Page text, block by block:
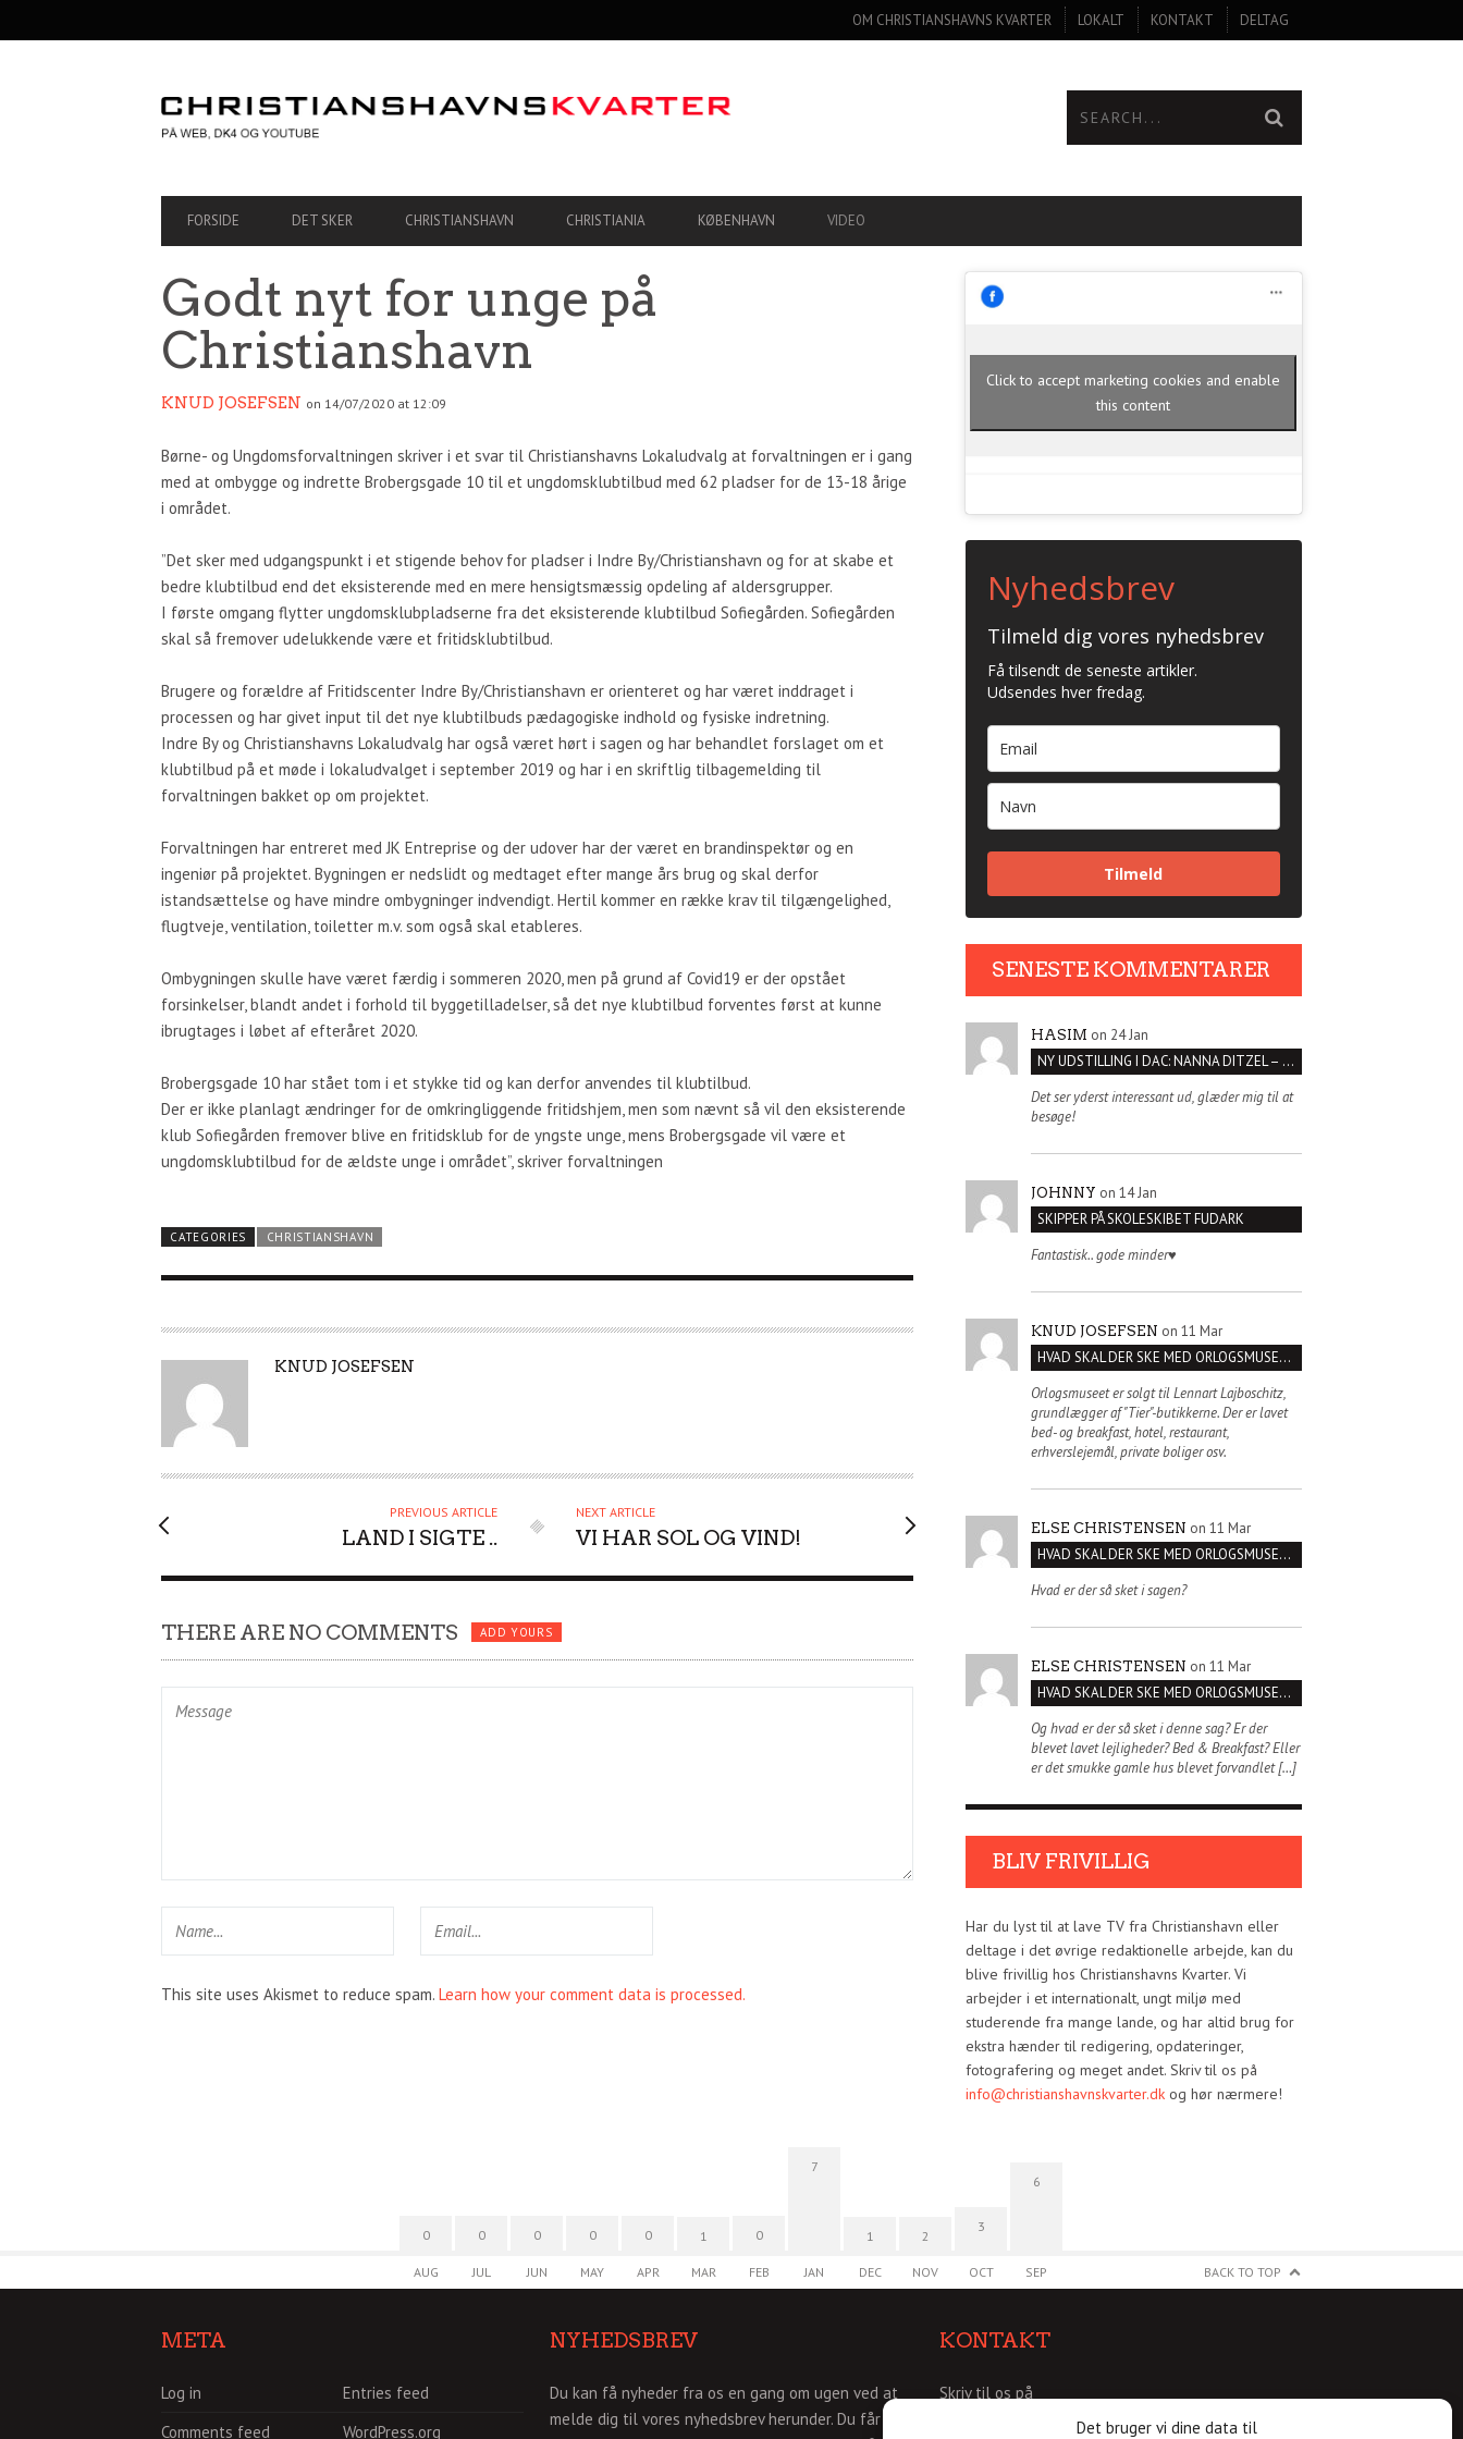
Det bruger vi dine data til
NAVIGATION
OM CHRISTIANSHAVNS KVARTER LOKALT KONTAKT DELTAG
PRIMARY
NAVIGATION
FORSIDE DET SKER CHRISTIANSHAVN CHRISTIANIA KØBENHAVN VIDEO
Godt nyt for unge på
Christianshavn
KNUD JOSEFSEN on 14/07/2020 at 12:09
Børne- og Ungdomsforvaltningen skriver i et svar til Christianshavns Lokaludvalg at forvaltningen er i gang
med at ombygge og indrette Brobergsgade 10 til et ungdomsklubtilbud med 62 pladser for de 13-18 årige
i området.
”Det sker med udgangspunkt i et stigende behov for pladser i Indre By/Christianshavn og for at skabe et
bedre klubtilbud end det eksisterende med en mere hensigtsmæssig opdeling af aldersgrupper.
I første omgang flytter ungdomsklubpladserne fra det eksisterende klubtilbud Sofiegården. Sofiegården
skal så fremover udelukkende være et fritidsklubtilbud.
Brugere og forældre af Fritidscenter Indre By/Christianshavn er orienteret og har været inddraget i
processen og har givet input til det nye klubtilbuds pædagogiske indhold og fysiske indretning.
Indre By og Christianshavns Lokaludvalg har også været hørt i sagen og har behandlet forslaget om et
klubtilbud på et møde i lokaludvalget i september 2019 og har i en skriftlig tilbagemelding til
forvaltningen bakket op om projektet.
Forvaltningen har entreret med JK Entreprise og der udover har der været en brandinspektør og en
ingeniør på projektet. Bygningen er nedslidt og medtaget efter mange års brug og skal derfor
istandsættelse og have mindre ombygninger indvendigt. Hertil kommer en række krav til tilgængelighed,
flugtveje, ventilation, toiletter m.v. som også skal etableres.
Ombygningen skulle have været færdig i sommeren 2020, men på grund af Covid19 er der opstået
forsinkelser, blandt andet i forhold til byggetilladelser, så det nye klubtilbud forventes først at kunne
ibrugtages i løbet af efteråret 2020.
Brobergsgade 10 har stået tom i et stykke tid og kan derfor anvendes til klubtilbud.
Der er ikke planlagt ændringer for de omkringliggende fritidshjem, men som nævnt så vil den eksisterende
klub Sofiegården fremover blive en fritidsklub for de yngste unge, mens Brobergsgade vil være et
ungdomsklubtilbud for de ældste unge i området”, skriver forvaltningen
CATEGORIES CHRISTIANSHAVN
A
O
KNUD JOSEFSEN
PREVIOUS ARTICLE
LAND I SIGTE ..
NEXT ARTICLE
VI HAR SOL OG VIND!
THERE ARE NO COMMENTS ADD YOURS
This site uses Akismet to reduce spam. Learn how your comment data is processed.
Click to accept marketing cookies and enable
this content
Nyhedsbrev
Tilmeld dig vores nyhedsbrev
Få tilsendt de seneste artikler.
Udsendes hver fredag.
Tilmeld
SENESTE KOMMENTARER
HASIM on 24 Jan
NY UDSTILLING I DAC: NANNA DITZEL – SÆT KROPPEN FRI
Det ser yderst interessant ud, glæder mig til at
besøge!
JOHNNY on 14 Jan
SKIPPER PÅ SKOLESKIBET FUDARK
Fantastisk.. gode minder♥️
KNUD JOSEFSEN on 11 Mar
HVAD SKAL DER SKE MED ORLOGSMUSEET?
Orlogsmuseet er solgt til Lennart Lajboschitz,
grundlægger af "Tier"-butikkerne. Der er lavet
bed- og breakfast, hotel, restaurant,
erhverslejemål, private boliger osv.
ELSE CHRISTENSEN on 11 Mar
HVAD SKAL DER SKE MED ORLOGSMUSEET?
Hvad er der så sket i sagen?
ELSE CHRISTENSEN on 11 Mar
HVAD SKAL DER SKE MED ORLOGSMUSEET?
Og hvad er der så sket i denne sag? Er der
blevet lavet lejligheder? Bed & Breakfast? Eller
er det smukke gamle hus blevet forvandlet […]
BLIV FRIVILLIG
Har du lyst til at lave TV fra Christianshavn eller
deltage i det øvrige redaktionelle arbejde, kan du
blive frivillig hos Christianshavns Kvarter. Vi
arbejder i et internationalt, ungt miljø med
studerende fra mange lande, og har altid brug for
ekstra hænder til redigering, opdateringer,
fotografering og meget andet. Skriv til os på
info@christianshavnskvarter.dkog hør nærmere!
0
AUG
0
JUL
0
JUN
0
MAY
0
APR
1
MAR
0
FEB
7
JAN
1
DEC
2
NOV
3
OCT
6
SEP BACK TO TOP
META
Log in
Entries feed
Comments feed
WordPress.org
NYHEDSBREV
Du kan få nyheder fra os en gang om ugen ved at
melde dig til vores nyhedsbrev herunder. Du får så
KONTAKT
Skriv til os på
info@christianshavnskvarter.dk